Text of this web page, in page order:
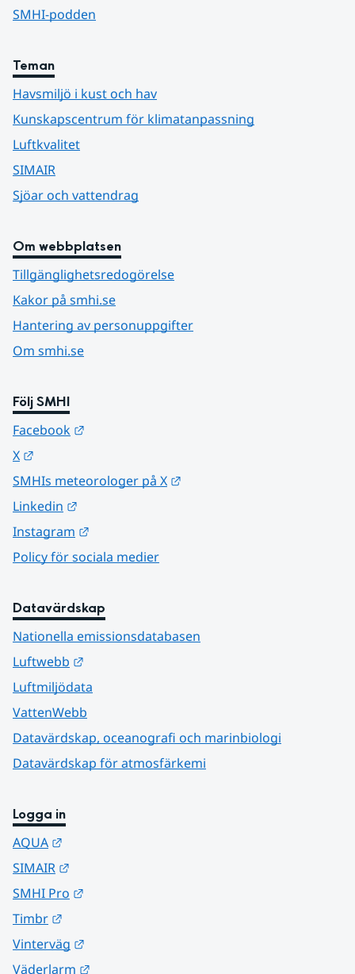
SMHI-podden
Teman
Havsmiljö i kust och hav
Kunskapscentrum för klimatanpassning
Luftkvalitet
SIMAIR
Sjöar och vattendrag
Om webbplatsen
Tillgänglighetsredogörelse
Kakor på smhi.se
Hantering av personuppgifter
Om smhi.se
Följ SMHI
Facebook
X
SMHIs meteorologer på X
Linkedin
Instagram
Policy för sociala medier
Datavärdskap
Nationella emissionsdatabasen
Luftwebb
Luftmiljödata
VattenWebb
Datavärdskap, oceanografi och marinbiologi
Datavärdskap för atmosfärkemi
Logga in
AQUA
SIMAIR
SMHI Pro
Timbr
Vinterväg
Väderlarm